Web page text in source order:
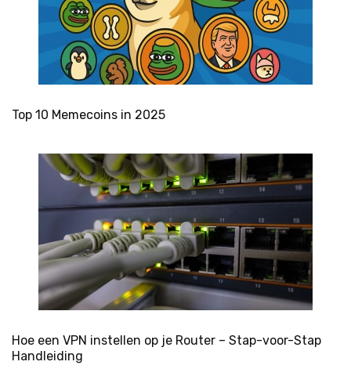
Top 10 Memecoins in 2025
Hoe een VPN instellen op je Router – Stap-voor-Stap
Handleiding